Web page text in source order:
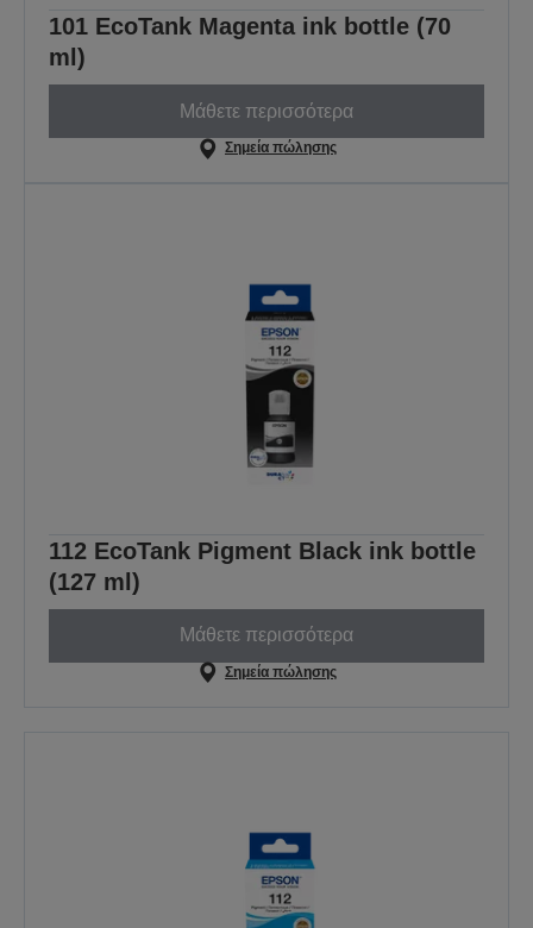
101 EcoTank Magenta ink bottle (70
ml)
Μάθετε περισσότερα
Σημεία πώλησης
112 EcoTank Pigment Black ink bottle
(127 ml)
Μάθετε περισσότερα
Σημεία πώλησης